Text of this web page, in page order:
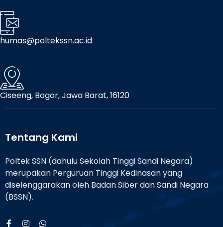
humas@poltekssn.ac.id
Ciseeng, Bogor, Jawa Barat, 16120
Tentang Kami
Poltek SSN (dahulu Sekolah Tinggi Sandi Negara)
merupakan Perguruan Tinggi Kedinasan yang
diselenggarakan oleh Badan Siber dan Sandi Negara
(BSSN).